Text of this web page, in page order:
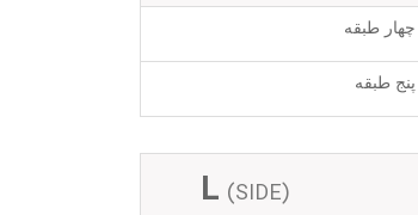
چهار طبقه
پنج طبقه
L (SIDE)